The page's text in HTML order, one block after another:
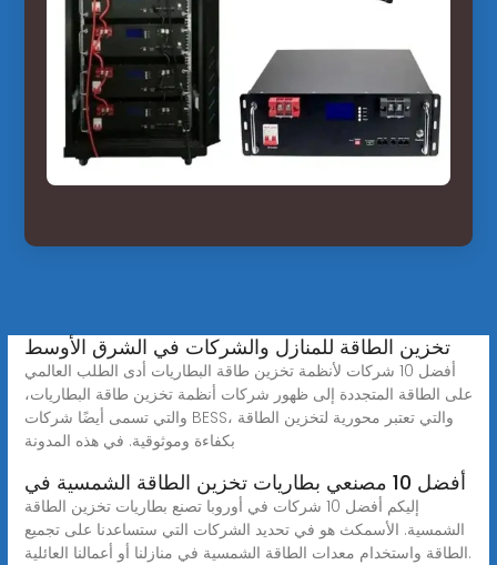
تخزين الطاقة للمنازل والشركات في الشرق الأوسط
أفضل 10 شركات لأنظمة تخزين طاقة البطاريات أدى الطلب العالمي
على الطاقة المتجددة إلى ظهور شركات أنظمة تخزين طاقة البطاريات،
والتي تسمى أيضًا شركات BESS، والتي تعتبر محورية لتخزين الطاقة
بكفاءة وموثوقية. في هذه المدونة
أفضل 10 مصنعي بطاريات تخزين الطاقة الشمسية في
إليكم أفضل 10 شركات في أوروبا تصنع بطاريات تخزين الطاقة
الشمسية. الأسمكث هو في تحديد الشركات التي ستساعدنا على تجميع
الطاقة واستخدام معدات الطاقة الشمسية في منازلنا أو أعمالنا العائلية.